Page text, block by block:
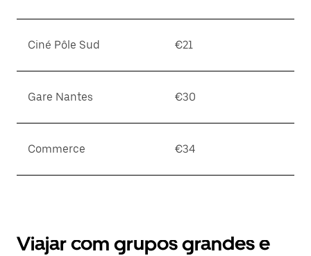
Ciné Pôle Sud €21
Gare Nantes €30
Commerce €34
Viajar com grupos grandes e